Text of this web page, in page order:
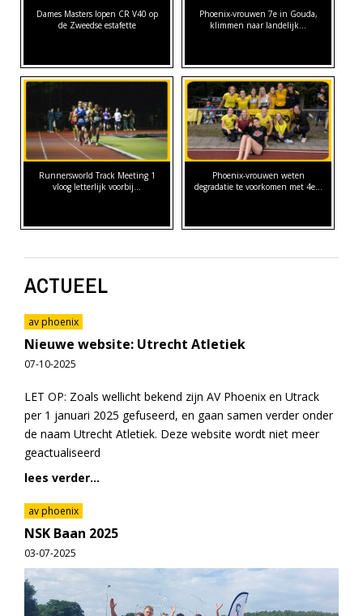
Dames Masters lopen CR V40 op
de Zweedse estafette
Phoenix-vrouwen 7e in Gouda,
klimmen naar landelijk…
Runnersworld Track Meeting 1
vloog letterlijk voorbij...
Phoenix-vrouwen weten
degradatie te voorkomen met 4e…
ACTUEEL
av phoenix
Nieuwe website: Utrecht Atletiek
07-10-2025
LET OP: Zoals wellicht bekend zijn AV Phoenix en Utrack
per 1 januari 2025 gefuseerd, en gaan samen verder onder
de naam Utrecht Atletiek. Deze website wordt niet meer
geactualiseerd
lees verder...
av phoenix
NSK Baan 2025
03-07-2025